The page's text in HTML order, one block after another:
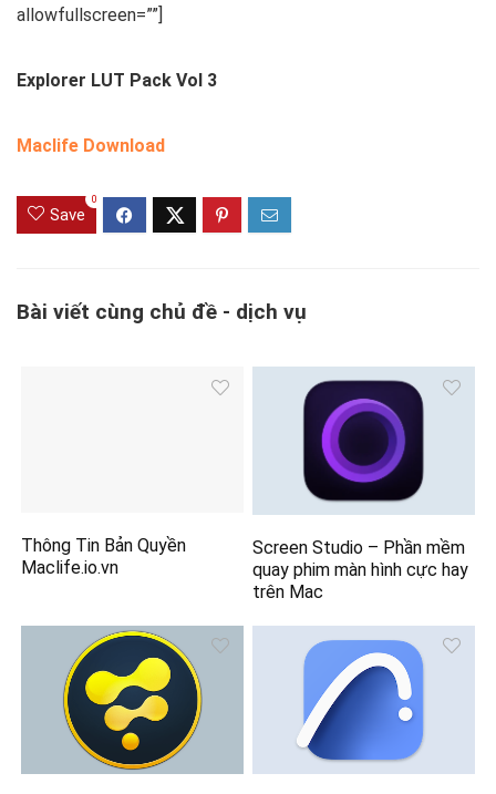
allowfullscreen=””]
Explorer LUT Pack Vol 3
Maclife Download
Save
0
Bài viết cùng chủ đề - dịch vụ
Thông Tin Bản Quyền
Maclife.io.vn
Screen Studio – Phần mềm
quay phim màn hình cực hay
trên Mac